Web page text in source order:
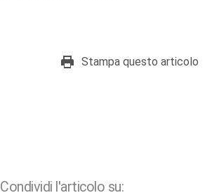
Stampa questo articolo
Condividi l'articolo su: